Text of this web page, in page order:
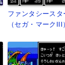
ファンタシースタ
（セガ・マークIII